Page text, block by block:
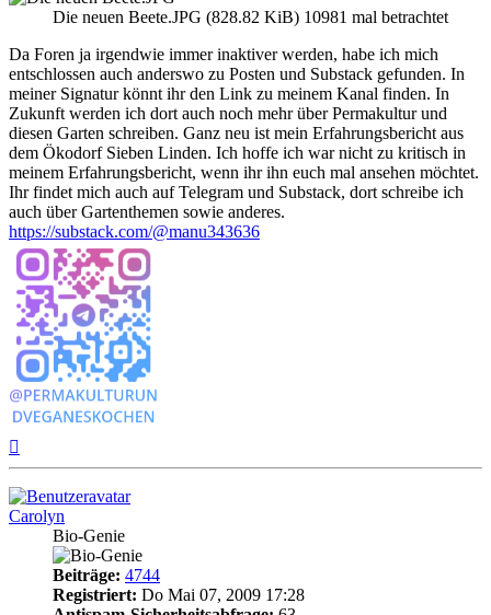
Die neuen Beete.JPG (828.82 KiB) 10981 mal betrachtet
Da Foren ja irgendwie immer inaktiver werden, habe ich mich
entschlossen auch anderswo zu Posten und Substack gefunden. In
meiner Signatur könnt ihr den Link zu meinem Kanal finden. In
Zukunft werden ich dort auch noch mehr über Permakultur und
diesen Garten schreiben. Ganz neu ist mein Erfahrungsbericht aus
dem Ökodorf Sieben Linden. Ich hoffe ich war nicht zu kritisch in
meinem Erfahrungsbericht, wenn ihr ihn euch mal ansehen möchtet.
Ihr findet mich auch auf Telegram und Substack, dort schreibe ich
auch über Gartenthemen sowie anderes.
https://substack.com/@manu343636
Carolyn
Bio-Genie
Beiträge: 4744
Registriert: Do Mai 07, 2009 17:28